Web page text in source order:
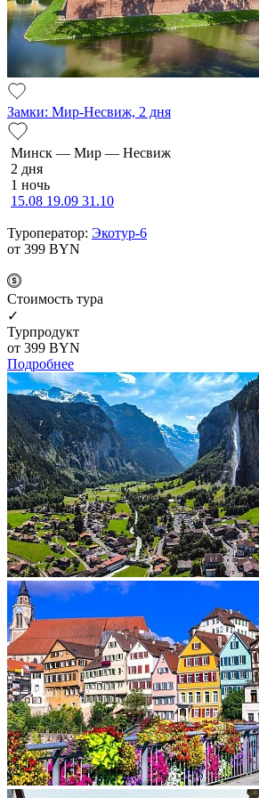
Замки: Мир-Несвиж, 2 дня
Минск — Мир — Несвиж
2 дня
1 ночь
15.08 19.09 31.10
Туроператор: Экотур-6
от 399 BYN
Cтоимость тура
✓
Турпродукт
от 399 BYN
Подробнее